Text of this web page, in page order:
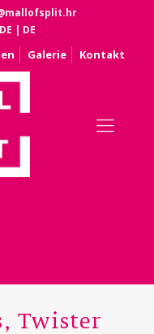
DE | DE
Galerie Kontakt
Twister